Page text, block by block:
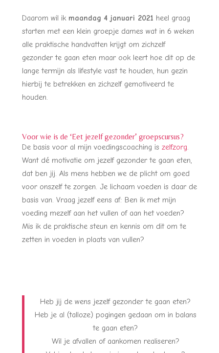
Daarom wil ik maandag 4 januari 2021 heel graag
starten met een klein groepje dames wat in 6 weken
alle praktische handvatten krijgt om zichzelf
gezonder te gaan eten maar ook leert hoe dit op de
lange termijn als lifestyle vast te houden, hun gezin
hierbij te betrekken en zichzelf gemotiveerd te
houden.
Voor wie is de ‘Eet jezelf gezonder’ groepscursus?
De basis voor al mijn voedingscoaching is zelfzorg.
Want dé motivatie om jezelf gezonder te gaan eten,
dat ben jij. Als mens hebben we de plicht om goed
voor onszelf te zorgen. Je lichaam voeden is daar de
basis van. Vraag jezelf eens af: Ben ik met mijn
voeding mezelf aan het vullen of aan het voeden?
Mis ik de praktische steun en kennis om dit om te
zetten in voeden in plaats van vullen?
Heb jij de wens jezelf gezonder te gaan eten?
Heb je al (talloze) pogingen gedaan om in balans
te gaan eten?
Wil je afvallen of aankomen realiseren?